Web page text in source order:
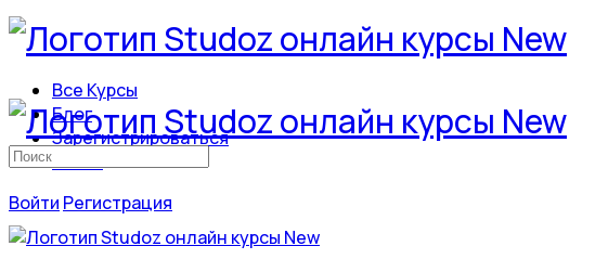
Все Курсы
Блог
Зарегистрироваться
Войти
Войти Регистрация
Искать: